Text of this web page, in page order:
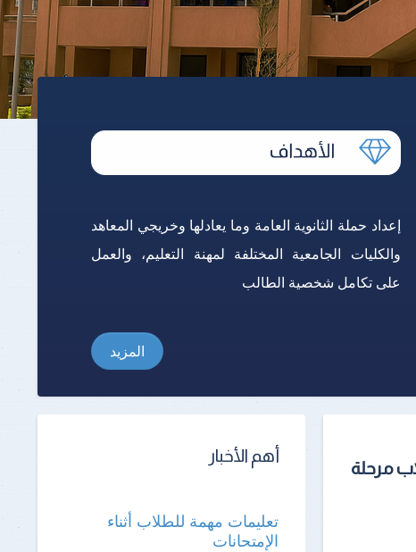
إعداد حملة الثانوية العامة وما يعادلها وخريجي المعاهد
والكليات الجامعية المختلفة لمهنة التعليم، والعمل
على تكامل شخصية الطالب
المزيد
مرحلة
أهم الأخبار
تعليمات مهمة للطلاب أثناء
الإمتحانات